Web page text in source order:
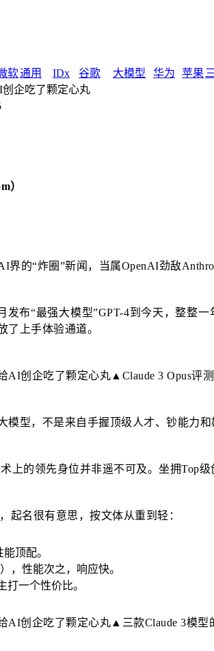
软通用 IDx 谷歌 大模型 华为 苹果
创企吃了颗定心丸
）
界的“炸圈”新闻，当属OpenAI劲敌
发布“最强大模型”GPT-4到今天，整整
了上手体验通道。
▲Claude 3 Opus评
模型，不是来自手握顶级人才、钞能力
上的领先身位并非遥不可及。坐拥Top
起名很有意思，按文体从重到轻：
顶配。
，性能次之，响应快。
打一个性价比。
▲三款Claude 3模型